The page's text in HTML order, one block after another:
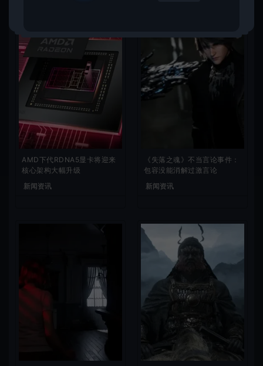
AMD下代RDNA5显卡将迎来
核心架构大幅升级
新闻资讯
《失落之魂》不当言论事件：
包容没能消解过激言论
新闻资讯